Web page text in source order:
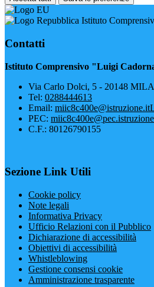
Istituto
Contatti
Istituto Comprensivo "Luigi
Via Carlo Dolci, 5 - 20148
Tel: 0288444613
Email: miic8c400e@istruzione.it
PEC:
C.F.: 80126790155
Sezione Link Utili
Cookie policy
Note legali
Informativa Privacy
Ufficio Relazioni con il Pubblico
Dichiarazione di accessibilità
Obiettivi di accessibilità
Whistleblowing
Gestione consensi cookie
Amministrazione trasparente